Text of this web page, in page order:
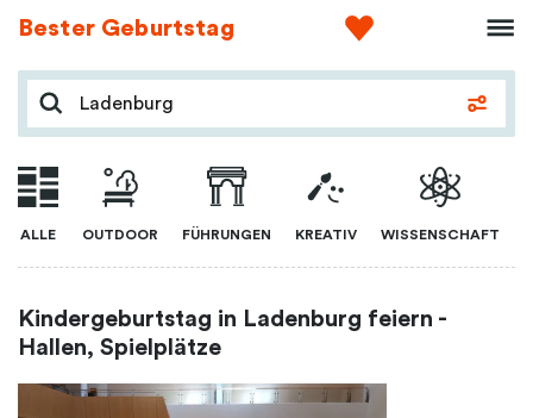
Bester Geburtstag
ALLE OUTDOOR FÜHRUNGEN KREATIV WISSENSCHAFT
Kindergeburtstag in Ladenburg feiern -
Hallen, Spielplätze